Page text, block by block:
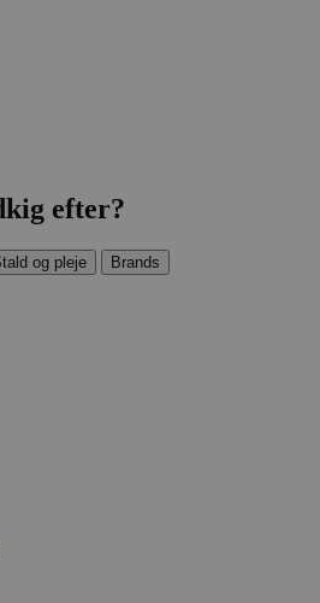
efter?
og pleje Brands